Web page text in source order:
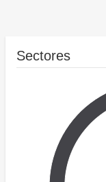
Sectores